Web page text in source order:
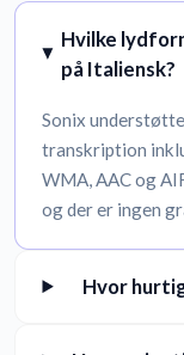
Hvilke
på Italiensk?
Sonix
transkription
WMA, AAC og
og der er ingen
Hvor